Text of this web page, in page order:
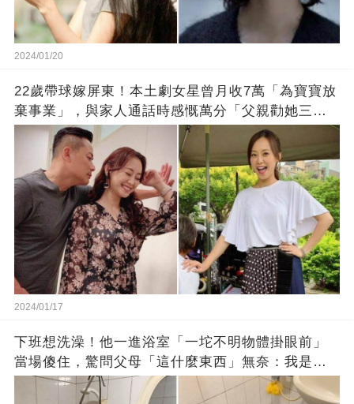
2024/01/20
22歲帶球嫁屏東！本土劇女星曾月收7萬「為寶寶放
棄事業」，與家人通話時感慨萬分「父親勸她三
思」：只有過一次眼淚
2024/01/17
下班想洗澡！他一進浴室「一坨不明物體掛眼前」
當場傻住，驚問父母「這什麼東西」無奈：我是親
生的嗎？